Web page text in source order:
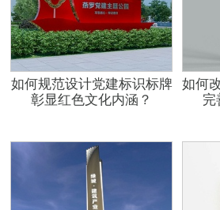
如何规范设计党建标识标牌
彰显红色文化内涵？
如何
完